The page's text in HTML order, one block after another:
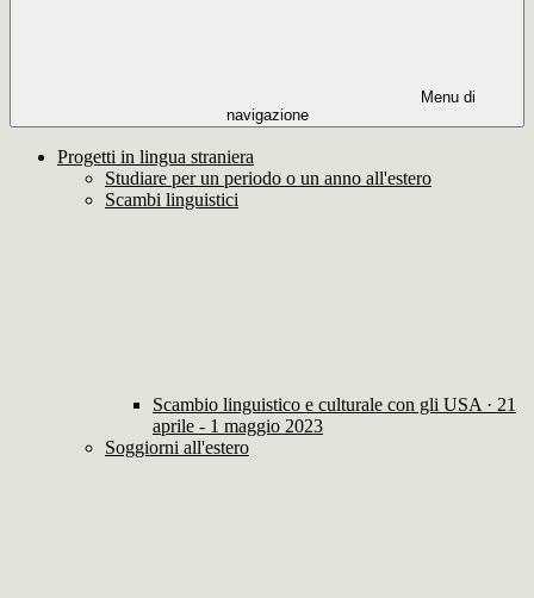
Menu di
navigazione
Progetti in lingua straniera
Studiare per un periodo o un anno all'estero
Scambi linguistici
Scambio linguistico e culturale con gli USA · 21
aprile - 1 maggio 2023
Soggiorni all'estero